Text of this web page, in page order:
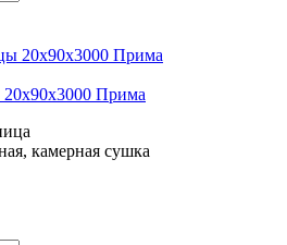
Прима
камерная сушка